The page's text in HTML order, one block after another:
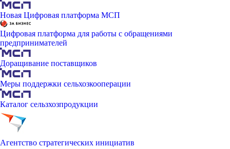
Новая Цифровая платформа МСП
Цифровая платформа для работы с обращениями
предпринимателей
Доращивание поставщиков
Меры поддержки сельхозкооперации
Каталог сельзхозпродукции
Агентство стратегических инициатив